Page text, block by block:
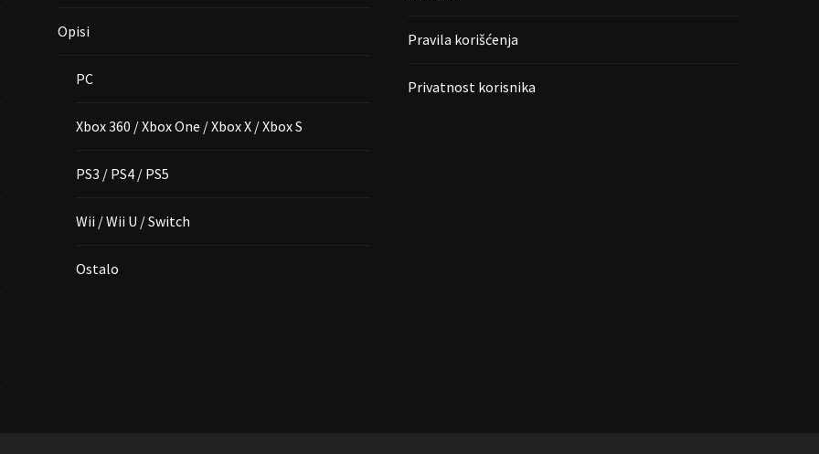
Opisi
PC
Xbox 360 / Xbox One / Xbox X / Xbox S
PS3 / PS4 / PS5
Wii / Wii U / Switch
Ostalo
Pravila korišćenja
Privatnost korisnika